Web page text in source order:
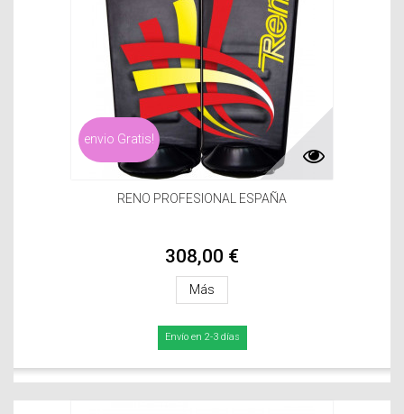
envio Gratis!
RENO PROFESIONAL ESPAÑA
308,00 €
Más
Envío en 2-3 días